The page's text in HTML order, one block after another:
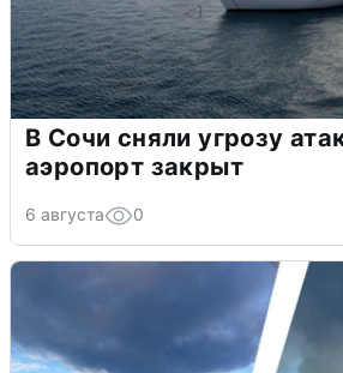
В Сочи сняли угрозу
аэропорт закрыт
6 августа 0